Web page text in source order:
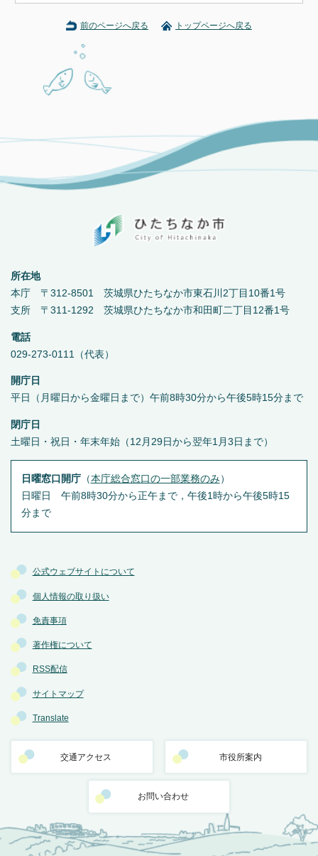
前のページへ戻る トップページへ戻る
公式ウェブサイトについて
個人情報の取り扱い
免責事項
著作権について
RSS配信
サイトマップ
Translate
交通アクセス 市役所案内
お問い合わせ
所在地
本庁 〒312-8501 茨城県ひたちなか市東石川2丁目10番1号
支所 〒311-1292 茨城県ひたちなか市和田町二丁目12番1号
電話
029-273-0111（代表）
開庁日
平日（月曜日から金曜日まで）午前8時30分から午後5時15分まで
閉庁日
土曜日・祝日・年末年始（12月29日から翌年1月3日まで）
日曜窓口開庁（本庁総合窓口の一部業務のみ ）
日曜日 午前8時30分から正午まで，午後1時から午後5時15
分まで